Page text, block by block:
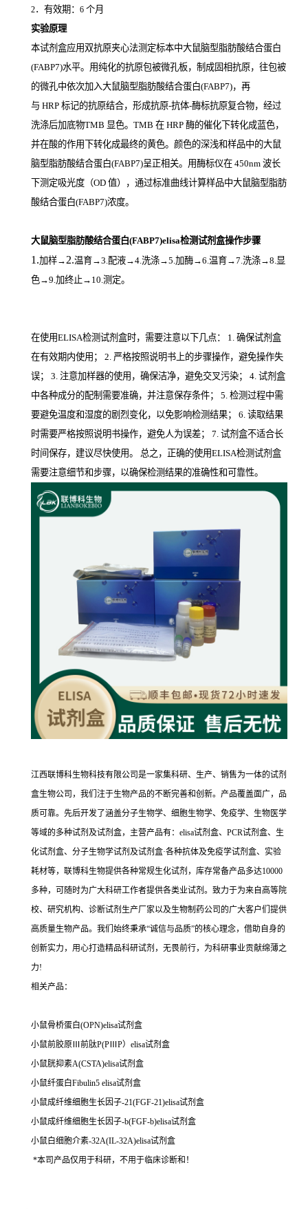
2．有效期： 6 个月
实验原理
本试剂盒应用双抗原夹心法测定标本中大鼠脑型脂肪酸结合蛋白
(FABP7)水平。用纯化的抗原包被微孔板，制成固相抗原，往包被
的微孔中依次加入大鼠脑型脂肪酸结合蛋白(FABP7)，再
与 HRP 标记的抗原结合，形成抗原-抗体-酶标抗原复合物，经过
洗涤后加底物TMB 显色。 TMB 在 HRP 酶的催化下转化成蓝色，
并在酸的作用下转化成最终的黄色。颜色的深浅和样品中的大鼠
脑型脂肪酸结合蛋白(FABP7)呈正相关。用酶标仪在 450nm 波长
下测定吸光度（OD 值），通过标准曲线计算样品中大鼠脑型脂肪
酸结合蛋白(FABP7)浓度。
大鼠脑型脂肪酸结合蛋白(FABP7)elisa检测试剂盒操作步骤
1.加样→ 2.温育→3.配液→4.洗涤→5.加酶→6.温育→7.洗涤→8.显
色→9.加终止→10.测定。
在使用ELISA检测试剂盒时，需要注意以下几点： 1. 确保试剂盒
在有效期内使用； 2. 严格按照说明书上的步骤操作，避免操作失
误； 3. 注意加样器的使用，确保洁净，避免交叉污染； 4. 试剂盒
中各种成分的配制需要准确，并注意保存条件； 5. 检测过程中需
要避免温度和湿度的剧烈变化，以免影响检测结果； 6. 读取结果
时需要严格按照说明书操作，避免人为误差； 7. 试剂盒不适合长
时间保存，建议尽快使用。 总之，正确的使用ELISA检测试剂盒
需要注意细节和步骤，以确保检测结果的准确性和可靠性。
江西联博科生物科技有限公司是一家集科研、生产、销售为一体的试剂
盒生物公司，我们注于生物产品的不断完善和创新。产品覆盖面广，品
质可靠。先后开发了涵盖分子生物学、细胞生物学、免疫学、生物医学
等域的多种试剂及试剂盒，主营产品有：elisa试剂盒、PCR试剂盒、生
化试剂盒、分子生物学试剂及试剂盒·各种抗体及免疫学试剂盒、实验
耗材等，联博科生物提供各种常规生化试剂，库存常备产品多达10000
多种，可随时为广大科研工作者提供各类业试剂。致力于为来自高等院
校、研究机构、诊断试剂生产厂家以及生物制药公司的广大客户们提供
高质量生物产品。我们始终秉承“诚信与品质”的核心理念，借助自身的
创新实力，用心打造精品科研试剂，无畏前行，为科研事业贡献绵薄之
力!
相关产品：
小鼠骨桥蛋白(OPN)elisa试剂盒
小鼠前胶原Ⅲ前肽P(PⅢP）elisa试剂盒
小鼠胱抑素A(CSTA)elisa试剂盒
小鼠纤蛋白Fibulin5 elisa试剂盒
小鼠成纤维细胞生长因子-21(FGF-21)elisa试剂盒
小鼠成纤维细胞生长因子-b(FGF-b)elisa试剂盒
小鼠白细胞介素-32A(IL-32A)elisa试剂盒
*本司产品仅用于科研，不用于临床诊断和！